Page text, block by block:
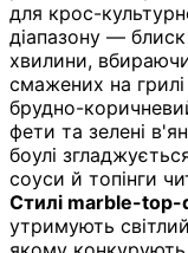
для крос-
діапазону — блиск
хвилини,
смажених на
брудно-
фети та зелені
боулі
соуси й топінги
Стилі marble-
утримують